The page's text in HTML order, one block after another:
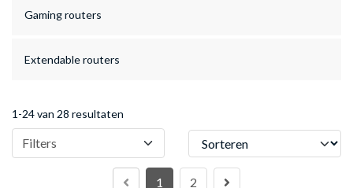
Gaming routers
Extendable routers
1-24 van 28 resultaten
Filters Sorteren
1 2